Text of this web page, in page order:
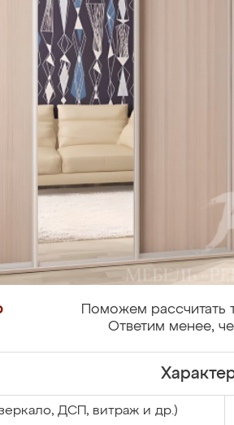
Поможем рассчитать
Ответим менее,
ДСП, витраж и др.)